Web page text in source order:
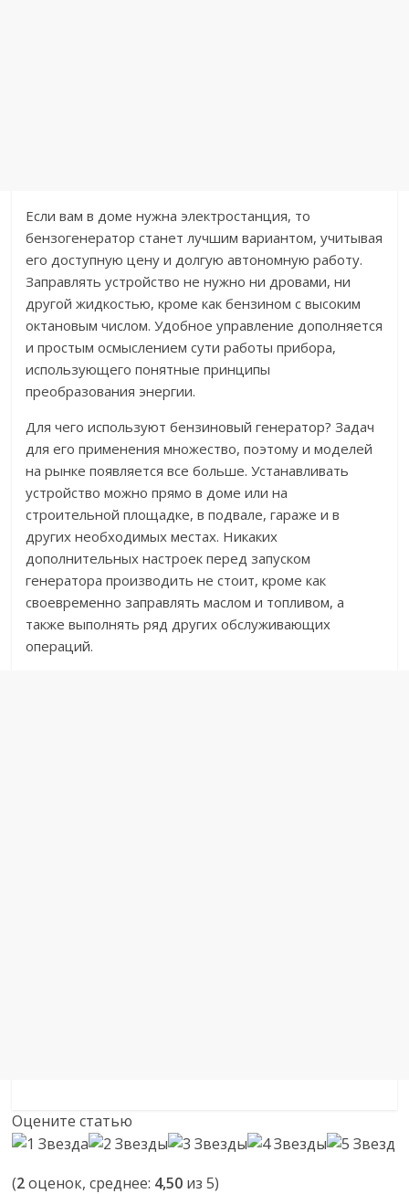
Если вам в доме нужна электростанция, то
бензогенератор станет лучшим вариантом, учитывая
его доступную цену и долгую автономную работу.
Заправлять устройство не нужно ни дровами, ни
другой жидкостью, кроме как бензином с высоким
октановым числом. Удобное управление дополняется
и простым осмыслением сути работы прибора,
использующего понятные принципы
преобразования энергии.
Для чего используют бензиновый генератор? Задач
для его применения множество, поэтому и моделей
на рынке появляется все больше. Устанавливать
устройство можно прямо в доме или на
строительной площадке, в подвале, гараже и в
других необходимых местах. Никаких
дополнительных настроек перед запуском
генератора производить не стоит, кроме как
своевременно заправлять маслом и топливом, а
также выполнять ряд других обслуживающих
операций.
Оцените статью
(2оценок, среднее: 4,50 из 5)